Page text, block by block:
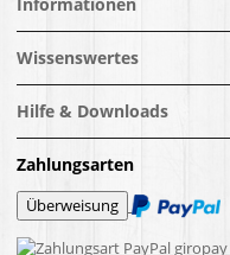
Wissenswertes
Hilfe & Downloads
Zahlungsarten